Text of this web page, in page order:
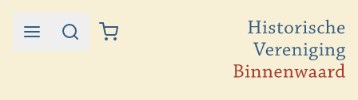
Ga naar de inhoud